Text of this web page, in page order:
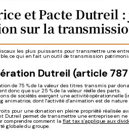
et Pacte Dutreil :
sur la
les plus puissants pour transmettre une
ce qui en fait un outil de transmission
Dutreil (article 787
de 75 % de la valeur des titres transmis par
donc que sur 25 % de la valeur réelle des parts.
de sociétés exerçant une activité opérationnelle
animatrice, dont l'activité d'animation est de nature
pour une donation en pleine propriété réalisée
Dutreil permet de transmettre une entreprise en
comprendre comment la flat tax s'applique aux
globale du groupe.